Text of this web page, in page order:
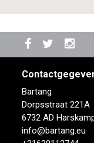
Bartang
Dorpsstraat 221A
6732 AD
info@bartang.eu